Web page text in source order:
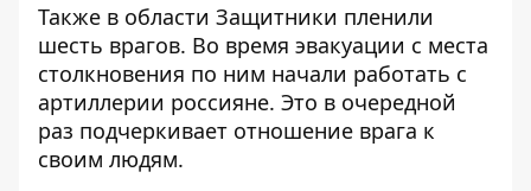
Также в области Защитники пленили
шесть врагов. Во время эвакуации с места
столкновения по ним начали работать с
артиллерии россияне. Это в очередной
раз подчеркивает отношение врага к
своим людям.